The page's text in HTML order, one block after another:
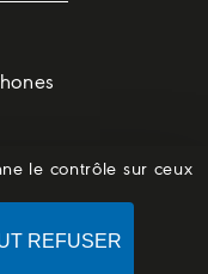
le contrôle sur ceux
REFUSER